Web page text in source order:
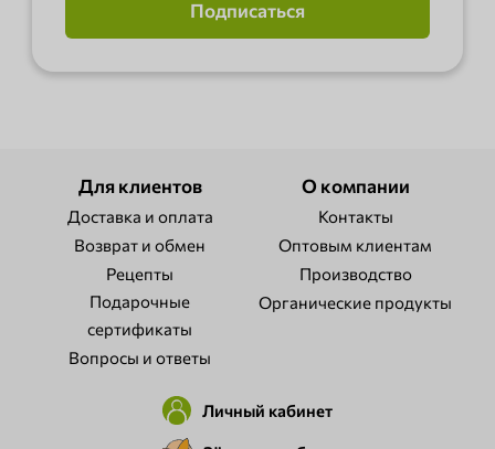
Подписаться
Для клиентов
Доставка и оплата
Возврат и обмен
Рецепты
Подарочные
сертификаты
Вопросы и ответы
О компании
Контакты
Оптовым клиентам
Производство
Органические продукты
Личный кабинет